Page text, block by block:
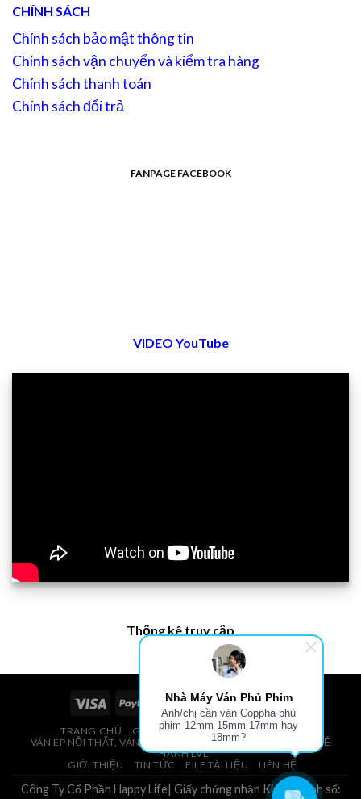
CHÍNH SÁCH
Chính sách bảo mật thông tin
Chính sách vận chuyển và kiểm tra hàng
Chính sách thanh toán
Chính sách đổi trả
FANPAGE FACEBOOK
VIDEO YouTube
Thống kê truy cập
TRANG CHỦ
GIÁ VÁN PHỦ PHIM, VÁN COPPHA
VÁN ÉP NỘI THẤT, VÁN ÉP BAO BÌ, VÁN SOFA, PALLETS, VÁN SẺ
THANH LVL
GIỚI THIỆU
TIN TỨC FILE TÀI LIỆU LIÊN HỆ
Công Ty Cổ Phần Happy Life| Giấy chứng nhận Kinh Doanh số:
Nhà Máy Ván Phủ Phim
Anh/chị cần ván Coppha phủ
phim 12mm 15mm 17mm hay
18mm?